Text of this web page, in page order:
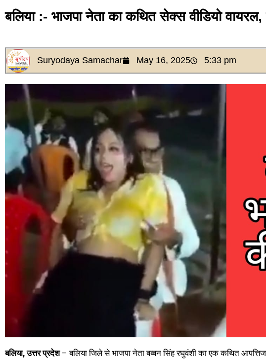
बलिया :- भाजपा नेता का कथित सेक्स वीडियो
Suryodaya Samachar May 16, 2025 5:33 pm
बलिया, उत्तर प्रदेश– बलिया जिले से भाजपा नेता बब्बन सिंह रघुवंशी का एक कथित